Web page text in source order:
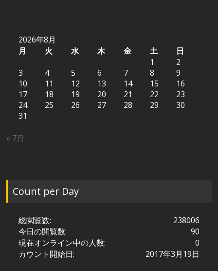
2026年8月
月
火 水 木 金 土
日
1
2
3
4 5 6 7 8
9
10
11 12 13 14 15
16
17
18 19 20 21 22
23
24
25 26 27 28 29
30
31
« 7月
Count per Day
238006
総閲覧数:
90
今日の閲覧数:
0
現在オンライン中の人数:
2017年3月19日
カウント開始日: